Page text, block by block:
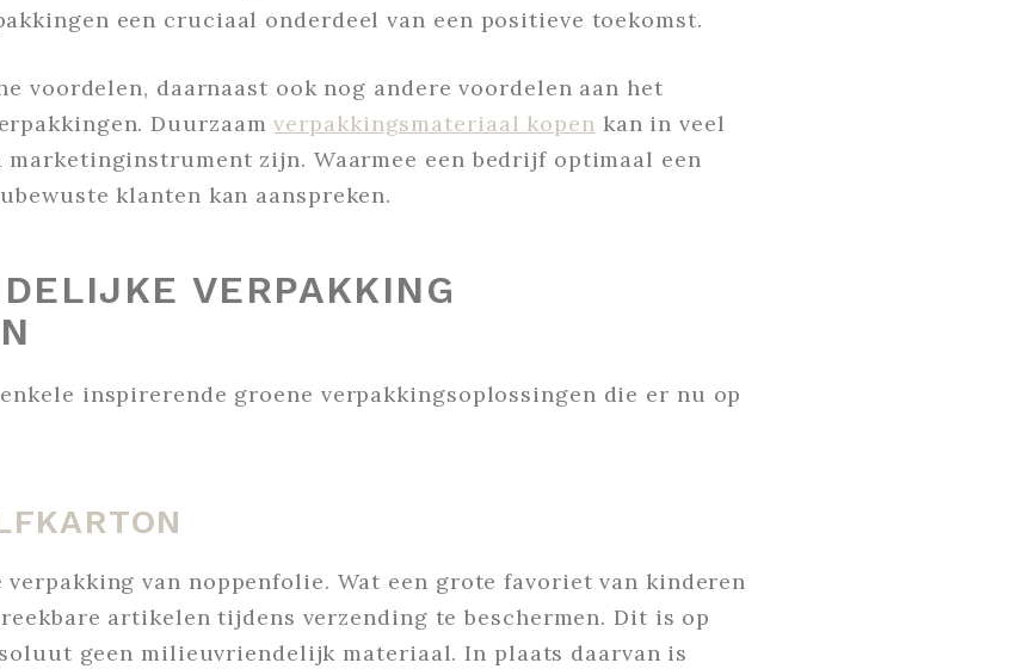
een cruciaal onderdeel van een positieve toekomst.
voordelen, daarnaast ook nog andere voordelen aan het
Duurzaamverpakkingsmateriaal kopen kan in veel
marketinginstrument zijn. Waarmee een bedrijf optimaal een
klanten kan aanspreken.
VERPAKKING
inspirerende groene verpakkingsoplossingen die er nu op
verpakking van noppenfolie. Wat een grote favoriet van kinderen
artikelen tijdens verzending te beschermen. Dit is op
geen milieuvriendelijk materiaal. In plaats daarvan is